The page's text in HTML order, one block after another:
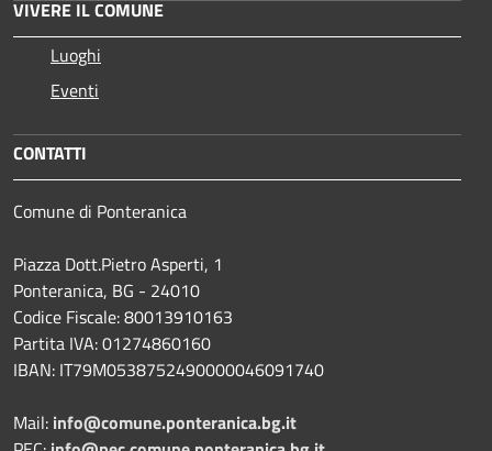
VIVERE IL COMUNE
Luoghi
Eventi
CONTATTI
Comune di Ponteranica
Piazza Dott.Pietro Asperti, 1
Ponteranica, BG - 24010
Codice Fiscale: 80013910163
Partita IVA: 01274860160
IBAN: IT79M0538752490000046091740
Mail: info@comune.ponteranica.bg.it